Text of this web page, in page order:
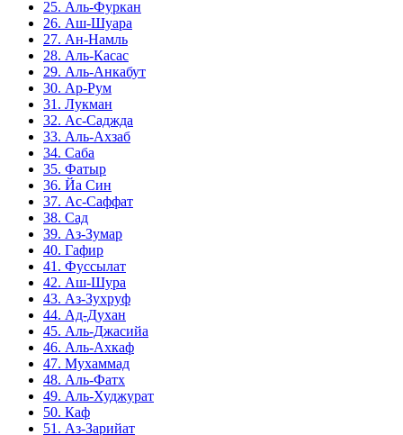
25. Аль-Фуркан
26. Аш-Шуара
27. Ан-Намль
28. Аль-Касас
29. Аль-Анкабут
30. Ар-Рум
31. Лукман
32. Ас-Саджда
33. Аль-Ахзаб
34. Саба
35. Фатыр
36. Йа Син
37. Ас-Саффат
38. Сад
39. Аз-Зумар
40. Гафир
41. Фуссылат
42. Аш-Шура
43. Аз-Зухруф
44. Ад-Духан
45. Аль-Джасийа
46. Аль-Ахкаф
47. Мухаммад
48. Аль-Фатх
49. Аль-Худжурат
50. Каф
51. Аз-Зарийат